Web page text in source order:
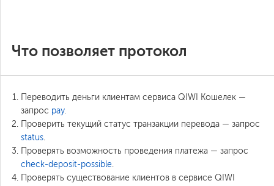
Что позволяет протокол
Переводить деньги клиентам сервиса QIWI Кошелек —
запрос pay.
Проверить текущий статус транзакции перевода — запрос
status.
Проверять возможность проведения платежа — запрос
check-deposit-possible.
Проверять существование клиентов в сервисе QIWI